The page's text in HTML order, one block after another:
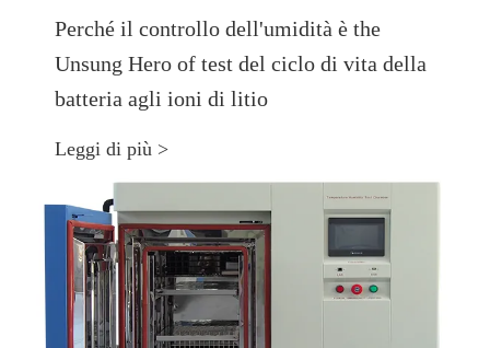
Perché il controllo dell'umidità è the
Unsung Hero of test del ciclo di vita della
batteria agli ioni di litio
Leggi di più >